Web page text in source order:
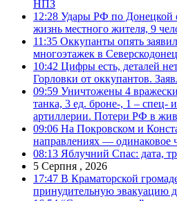
НПЗ
12:28 Удары РФ по Донецкой
жизнь местного жителя, 9
11:35 Оккупанты опять
многоэтажек в
10:42 Цифры есть, деталей
Горловки от оккупантов.
09:59 Уничтожены 4
танка, 3 ед. броне-, 1 – спец-
артиллерии. Потери РФ в
09:06 На Покровском и
направлениях — одинаковое
08:13 Яблучний Спас: дата,
5 Серпня , 2026
17:47 В Краматорской
принудительную эвакуацию